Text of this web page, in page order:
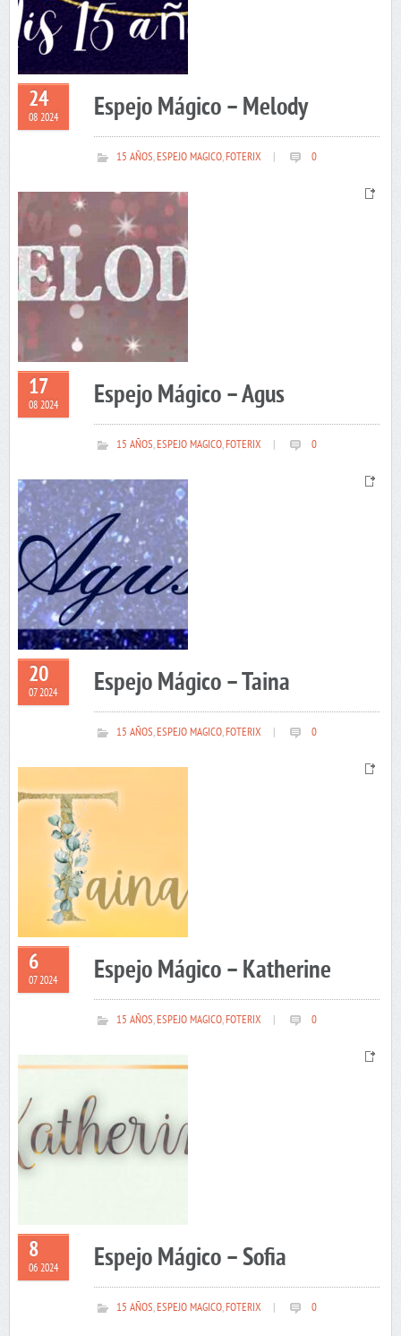
24
08 2024 Espejo Mágico – Melody
15 AÑOS,ESPEJO MAGICO,FOTERIX 0
17
08 2024 Espejo Mágico – Agus
15 AÑOS,ESPEJO MAGICO,FOTERIX 0
20
07 2024 Espejo Mágico – Taina
15 AÑOS,ESPEJO MAGICO,FOTERIX 0
6
07 2024 Espejo Mágico – Katherine
15 AÑOS,ESPEJO MAGICO,FOTERIX 0
8
06 2024 Espejo Mágico – Sofia
15 AÑOS,ESPEJO MAGICO,FOTERIX 0